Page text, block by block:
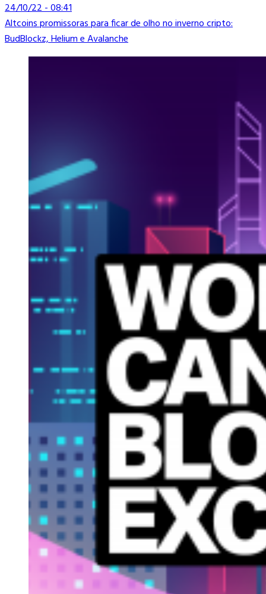
24/10/22 - 08:41
Altcoins promissoras para ficar de olho no inverno cripto:
BudBlockz, Helium e Avalanche